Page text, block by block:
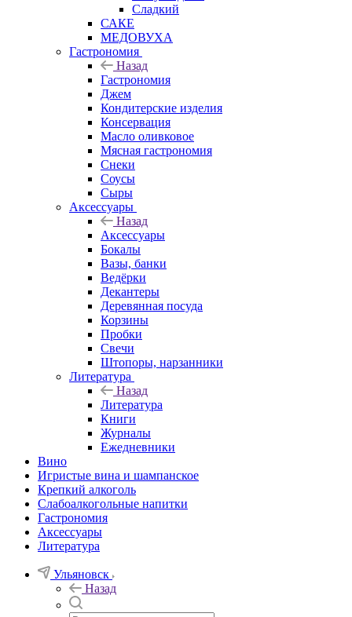
Сладкий
САКЕ
МЕДОВУХА
Гастрономия
Назад
Гастрономия
Джем
Кондитерские изделия
Консервация
Масло оливковое
Мясная гастрономия
Снеки
Соусы
Сыры
Аксессуары
Назад
Аксессуары
Бокалы
Вазы, банки
Ведёрки
Декантеры
Деревянная посуда
Корзины
Пробки
Свечи
Штопоры, нарзанники
Литература
Назад
Литература
Книги
Журналы
Ежедневники
Вино
Игристые вина и шампанское
Крепкий алкоголь
Слабоалкогольные напитки
Гастрономия
Аксессуары
Литература
Ульяновск
Назад